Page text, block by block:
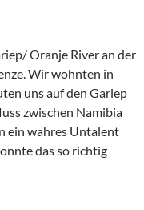
Oranje River an der
Wir wohnten in
uns auf den Gariep
zwischen Namibia
ein wahres Untalent
das so richtig